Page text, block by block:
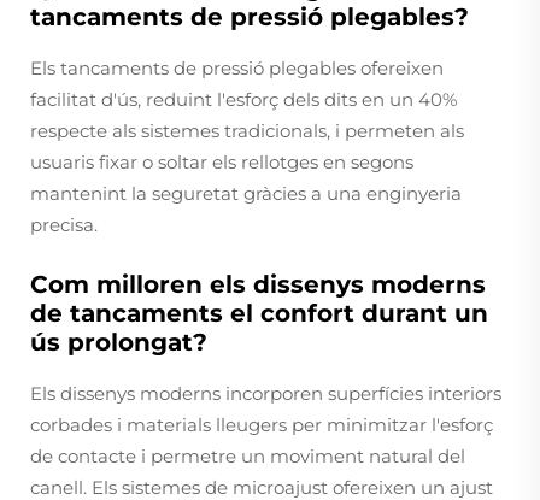
tancaments de pressió plegables?
Els tancaments de pressió plegables ofereixen
facilitat d'ús, reduint l'esforç dels dits en un 40%
respecte als sistemes tradicionals, i permeten als
usuaris fixar o soltar els rellotges en segons
mantenint la seguretat gràcies a una enginyeria
precisa.
Com milloren els dissenys moderns
de tancaments el confort durant un
ús prolongat?
Els dissenys moderns incorporen superfícies interiors
corbades i materials lleugers per minimitzar l'esforç
de contacte i permetre un moviment natural del
canell. Els sistemes de microajust ofereixen un ajust